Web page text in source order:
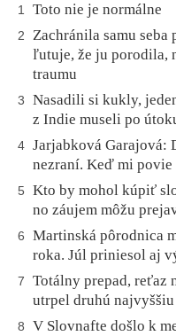
1 Toto nie je normálne
2
Zachránila samu
ľutuje, že ju porodila,
traumu
3
Nasadili si kukly,
z Indie museli po
4 Jarjabková Garajová:
nezraní. Keď mi povie
5
Kto by mohol kúpiť
no záujem môžu
6
Martinská pôrodnica
roka. Júl priniesol aj
7
Totálny prepad, reťaz
utrpel druhú
8
V Slovnafte došlo k